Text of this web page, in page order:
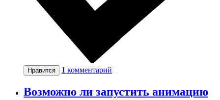
Нравится 1 комментарий
Возможно ли запустить анимацию